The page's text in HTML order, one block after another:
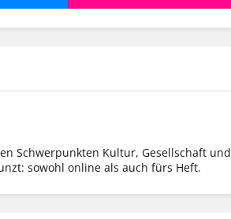
Schwerpunkten Kultur, Gesellschaft und
sowohl online als auch fürs Heft.